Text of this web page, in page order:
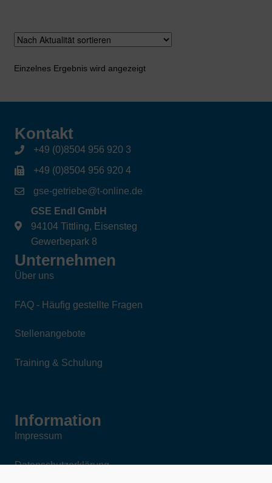
Einzelnes Ergebnis wird angezeigt
Kontakt
+49 (0)8504 956 920 3
+49 (0)8504 956 920 4
gse-getriebe@t-online.de
GSE Endl GmbH
94104 Tittling, Eisensteg
Gewerbepark 8
Unternehmen
Über uns
FAQ - Häufig gestellte Fragen
Stellenangebote
Training & Schulung
Information
Impressum
Datenschutzerklärung